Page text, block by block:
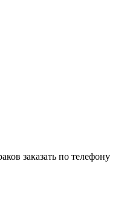
заказать по телефону